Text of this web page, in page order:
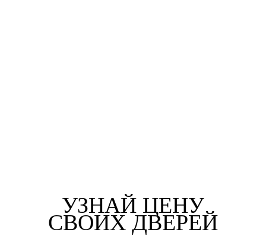
УЗНАЙ ЦЕНУ
СВОИХ ДВЕРЕЙ